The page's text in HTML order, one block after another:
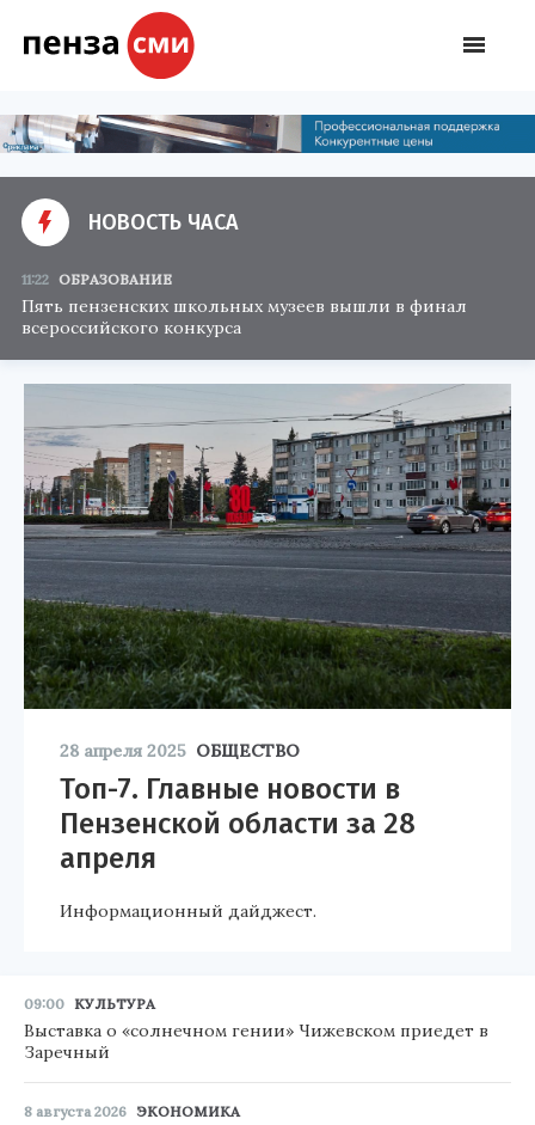
НОВОСТЬ ЧАСА
11:22 ОБРАЗОВАНИЕ
Пять пензенских школьных музеев вышли в финал
всероссийского конкурса
28 апреля 2025 ОБЩЕСТВО
Топ-7. Главные новости в
Пензенской области за 28
апреля
Информационный дайджест.
09:00 КУЛЬТУРА
Выставка о «солнечном гении» Чижевском приедет в
Заречный
8 августа 2026 ЭКОНОМИКА